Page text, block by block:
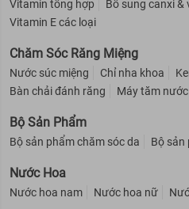
Vitamin tổng hợp Bổ sung canxi &
Vitamin E các loại
Chăm Sóc Răng Miệng
Nước súc miệng Chỉ nha khoa
Bàn chải đánh răng
Máy tăm nước
Bộ Sản Phẩm
Bộ sản phẩm chăm sóc da Bộ sản
Nước Hoa
Nước hoa nam Nước hoa nữ